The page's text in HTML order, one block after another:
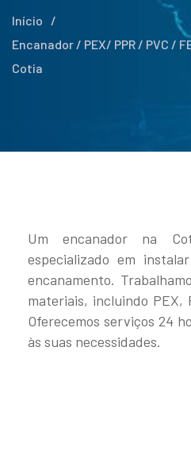
Início
/
Encanador / PEX/ PPR / PVC /
Cotia
Um encanador na
especializado em
encanamento.
materiais, incluindo PEX,
Oferecemos serviços 24
às suas necessidades.